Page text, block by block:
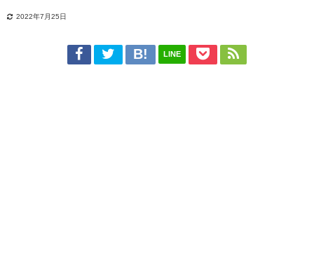
2022年7月25日
LINE